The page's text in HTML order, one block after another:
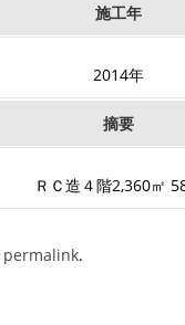
施工年
2014年
摘要
ＲＣ造４階2,360㎡
permalink.